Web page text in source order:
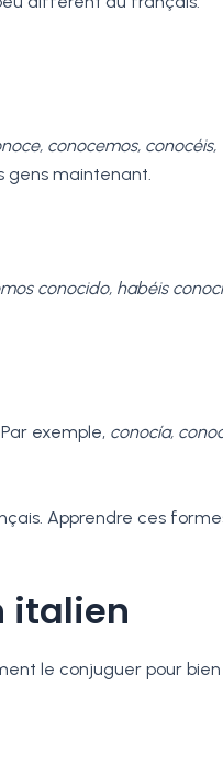
conocemos, conocéis,
gens maintenant.
conocido, habéis
exemple, conocía,
Apprendre ces
italien
le conjuguer pour bien